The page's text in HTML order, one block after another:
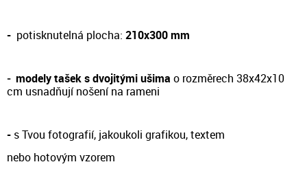
- potisknutelná plocha: 210x300 mm
- modely tašek s dvojitými ušima o rozměrech 38x42x10
cm usnadňují nošení na rameni
- s Tvou fotografií, jakoukoli grafikou, textem
nebo hotovým vzorem